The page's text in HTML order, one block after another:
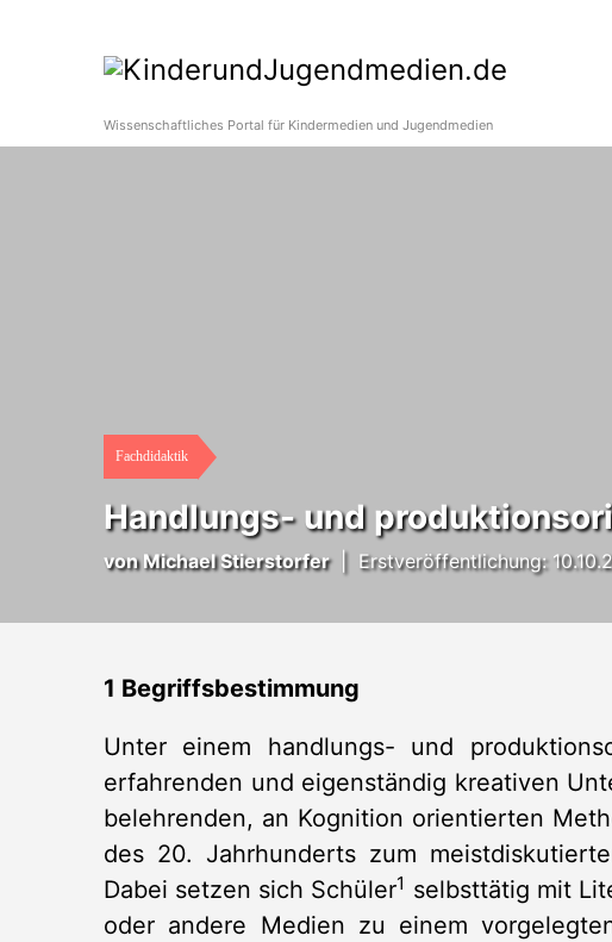
Wissenschaftliches Portal für Kindermedien und Jugendmedien
Fachdidaktik
Handlungs- und
vonMichael Stierstorfer Erstveröffentlichung:
1 Begriffsbestimmung
Unter einem handlungs- und
erfahrenden und eigenständig kreativen
belehrenden, an Kognition orientierten
des 20. Jahrhunderts zum
Dabei setzen sich Schüler1 selbsttätig mit
oder andere Medien zu einem